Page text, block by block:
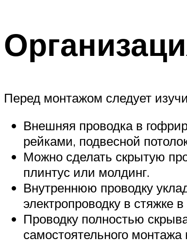
Перед монтажом следует
Внешняя проводка в
рейками, подвесной
Можно сделать скрытую
плинтус или молдинг.
Внутреннюю проводку
электропроводку в стяжке
Проводку полностью
самостоятельного монтажа